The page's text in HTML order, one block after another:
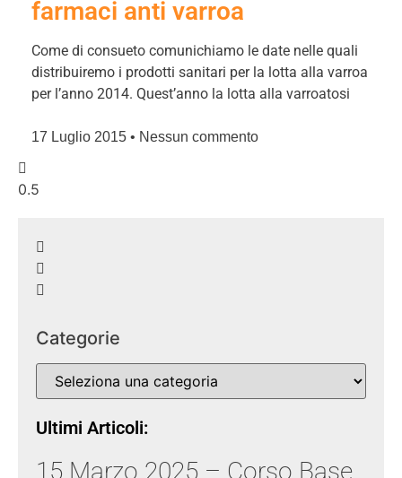
farmaci anti varroa
Come di consueto comunichiamo le date nelle quali
distribuiremo i prodotti sanitari per la lotta alla varroa
per l’anno 2014. Quest’anno la lotta alla varroatosi
17 Luglio 2015 Nessun commento
Categorie
Categorie
Ultimi Articoli:
15 Marzo 2025 – Corso Base